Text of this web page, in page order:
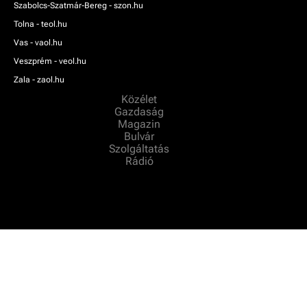
Szabolcs-Szatmár-Bereg - szon.hu
Tolna - teol.hu
Vas - vaol.hu
Veszprém - veol.hu
Zala - zaol.hu
Közélet
Gazdaság
Magazin
Bulvár
Szolgáltatás
Rádió